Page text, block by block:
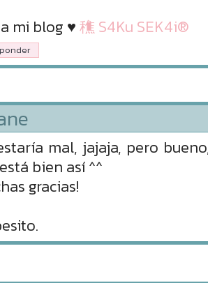
mi blog ♥穛 S4Ku SEK4i®
mal, jajaja, pero
bien así ^^
gracias!